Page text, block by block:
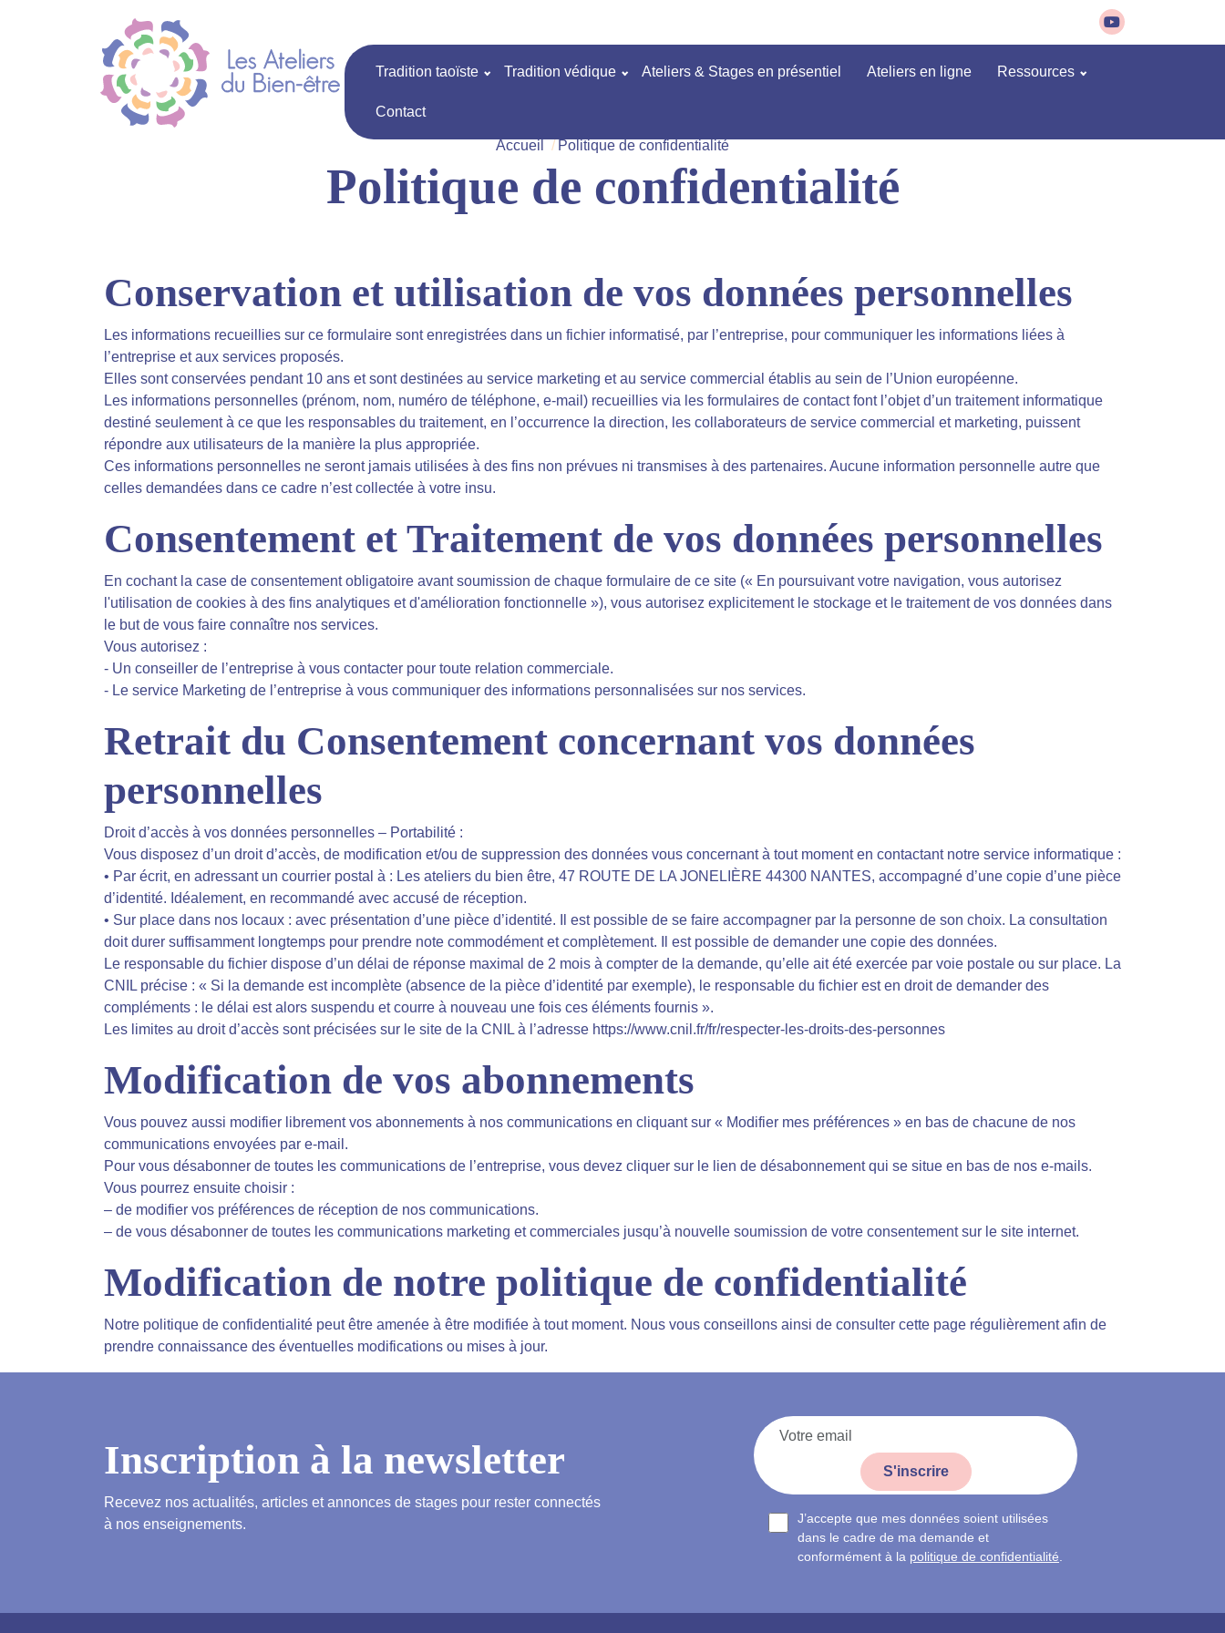
Tradition taoïste Tradition védique Ateliers & Stages en présentiel Ateliers en ligne Ressources
Contact
Accueil Politique de confidentialité
Politique de confidentialité
Conservation et utilisation de vos données personnelles
Les informations recueillies sur ce formulaire sont enregistrées dans un fichier informatisé, par l’entreprise, pour communiquer les informations liées à
l’entreprise et aux services proposés.
Elles sont conservées pendant 10 ans et sont destinées au service marketing et au service commercial établis au sein de l’Union européenne.
Les informations personnelles (prénom, nom, numéro de téléphone, e-mail) recueillies via les formulaires de contact font l’objet d’un traitement informatique
destiné seulement à ce que les responsables du traitement, en l’occurrence la direction, les collaborateurs de service commercial et marketing, puissent
répondre aux utilisateurs de la manière la plus appropriée.
Ces informations personnelles ne seront jamais utilisées à des fins non prévues ni transmises à des partenaires. Aucune information personnelle autre que
celles demandées dans ce cadre n’est collectée à votre insu.
Consentement et Traitement de vos données personnelles
En cochant la case de consentement obligatoire avant soumission de chaque formulaire de ce site (« En poursuivant votre navigation, vous autorisez
l'utilisation de cookies à des fins analytiques et d'amélioration fonctionnelle »), vous autorisez explicitement le stockage et le traitement de vos données dans
le but de vous faire connaître nos services.
Vous autorisez :
- Un conseiller de l’entreprise à vous contacter pour toute relation commerciale.
- Le service Marketing de l’entreprise à vous communiquer des informations personnalisées sur nos services.
Retrait du Consentement concernant vos données
personnelles
Droit d’accès à vos données personnelles – Portabilité :
Vous disposez d’un droit d’accès, de modification et/ou de suppression des données vous concernant à tout moment en contactant notre service informatique :
• Par écrit, en adressant un courrier postal à : Les ateliers du bien être, 47 ROUTE DE LA JONELIÈRE 44300 NANTES, accompagné d’une copie d’une pièce
d’identité. Idéalement, en recommandé avec accusé de réception.
• Sur place dans nos locaux : avec présentation d’une pièce d’identité. Il est possible de se faire accompagner par la personne de son choix. La consultation
doit durer suffisamment longtemps pour prendre note commodément et complètement. Il est possible de demander une copie des données.
Le responsable du fichier dispose d’un délai de réponse maximal de 2 mois à compter de la demande, qu’elle ait été exercée par voie postale ou sur place. La
CNIL précise : « Si la demande est incomplète (absence de la pièce d’identité par exemple), le responsable du fichier est en droit de demander des
compléments : le délai est alors suspendu et courre à nouveau une fois ces éléments fournis ».
Les limites au droit d’accès sont précisées sur le site de la CNIL à l’adresse https://www.cnil.fr/fr/respecter-les-droits-des-personnes
Modification de vos abonnements
Vous pouvez aussi modifier librement vos abonnements à nos communications en cliquant sur « Modifier mes préférences » en bas de chacune de nos
communications envoyées par e-mail.
Pour vous désabonner de toutes les communications de l’entreprise, vous devez cliquer sur le lien de désabonnement qui se situe en bas de nos e-mails.
Vous pourrez ensuite choisir :
– de modifier vos préférences de réception de nos communications.
– de vous désabonner de toutes les communications marketing et commerciales jusqu’à nouvelle soumission de votre consentement sur le site internet.
Modification de notre politique de confidentialité
Notre politique de confidentialité peut être amenée à être modifiée à tout moment. Nous vous conseillons ainsi de consulter cette page régulièrement afin de
prendre connaissance des éventuelles modifications ou mises à jour.
Inscription à la newsletter
Recevez nos actualités, articles et annonces de stages pour rester connectés
à nos enseignements.
S'inscrire
J’accepte que mes données soient utilisées
dans le cadre de ma demande et
conformément à la politique de confidentialité